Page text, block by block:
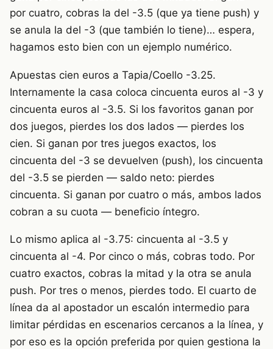
por cuatro, cobras la del -3.5 (que ya tiene push) y
se anula la del -3 (que también lo tiene)… espera,
hagamos esto bien con un ejemplo numérico.
Apuestas cien euros a Tapia/Coello -3.25.
Internamente la casa coloca cincuenta euros al -3 y
cincuenta euros al -3.5. Si los favoritos ganan por
dos juegos, pierdes los dos lados — pierdes los
cien. Si ganan por tres juegos exactos, los
cincuenta del -3 se devuelven (push), los cincuenta
del -3.5 se pierden — saldo neto: pierdes
cincuenta. Si ganan por cuatro o más, ambos lados
cobran a su cuota — beneficio íntegro.
Lo mismo aplica al -3.75: cincuenta al -3.5 y
cincuenta al -4. Por cinco o más, cobras todo. Por
cuatro exactos, cobras la mitad y la otra se anula
push. Por tres o menos, pierdes todo. El cuarto de
línea da al apostador un escalón intermedio para
limitar pérdidas en escenarios cercanos a la línea, y
por eso es la opción preferida por quien gestiona la